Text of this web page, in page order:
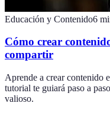
Educación y Contenido6
Cómo crear
compartir
Aprende a crear contenido
tutorial te guiará paso a
valioso.